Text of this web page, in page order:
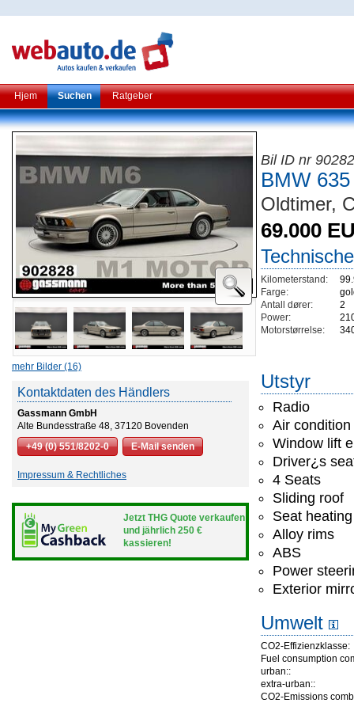
Hjem Suchen Ratgeber
mehr Bilder (16)
Kontaktdaten des Händlers
Gassmann GmbH
Alte Bundesstraße 48, 37120 Bovenden
+49 (0) 551/8202-0
E-Mail senden
Impressum & Rechtliches
Jetzt THG Quote verkaufen
und jährlich 250 €
kassieren!
Bil ID nr
BMW
Oldtimer,
69.000
Kilometerstand:
Farge:
Antall dører:
2
Power:
Motorstørrelse:
Utstyr
Radio
Air condition
Window lift
Driver¿s
4 Seats
Sliding roof
Seat
Alloy rims
ABS
Power
Exterior
Umwelt
CO2-Effizienzklasse:
Fuel consumption
urban::
extra-urban::
CO2-Emissions